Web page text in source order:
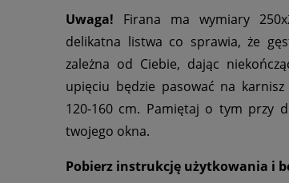
Uwaga! Firana ma wymiary
delikatna listwa co sprawia, że
zależna od Ciebie, dając
upięciu będzie pasować na
120-160 cm. Pamiętaj o tym przy
twojego okna.
Pobierz instrukcję użytkowania i